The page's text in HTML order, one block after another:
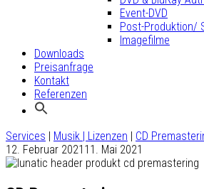
Event-DVD
Post-Produktion/
Imagefilme
Downloads
Preisanfrage
Kontakt
Referenzen
Services | Musik | Lizenzen | CD
12. Februar 2021 11. Mai 2021